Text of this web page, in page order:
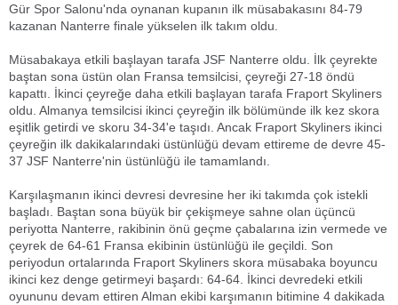
Gür Spor Salonu'nda oynanan kupanın ilk müsabakasını 84-79
kazanan Nanterre finale yükselen ilk takım oldu.
Müsabakaya etkili başlayan tarafa JSF Nanterre oldu. İlk çeyrekte
baştan sona üstün olan Fransa temsilcisi, çeyreği 27-18 öndü
kapattı. İkinci çeyreğe daha etkili başlayan tarafa Fraport Skyliners
oldu. Almanya temsilcisi ikinci çeyreğin ilk bölümünde ilk kez skora
eşitlik getirdi ve skoru 34-34'e taşıdı. Ancak Fraport Skyliners ikinci
çeyreğin ilk dakikalarındaki üstünlüğü devam ettireme de devre 45-
37 JSF Nanterre'nin üstünlüğü ile tamamlandı.
Karşılaşmanın ikinci devresi devresine her iki takımda çok istekli
başladı. Baştan sona büyük bir çekişmeye sahne olan üçüncü
periyotta Nanterre, rakibinin önü geçme çabalarına izin vermede ve
çeyrek de 64-61 Fransa ekibinin üstünlüğü ile geçildi. Son
periyodun ortalarında Fraport Skyliners skora müsabaka boyuncu
ikinci kez denge getirmeyi başardı: 64-64. İkinci devredeki etkili
oyununu devam ettiren Alman ekibi karşımanın bitimine 4 dakikada